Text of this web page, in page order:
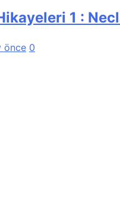
1 :
önce 0